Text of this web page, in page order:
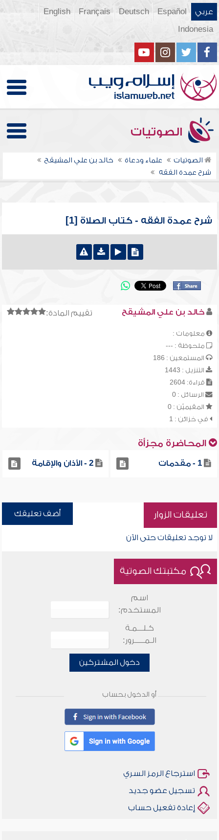
عربي Español
Deutsch
Français
English
Indonesia
الصوتيات
الصوتيات علماء ودعاة
خالد بن علي المشيقح
شرح عمدة الفقه
شرح عمدة الفقه - كتاب الصلاة [1]
تقييم المادة: خالد بن علي المشيقح
معلومات :
ملحوظة : ---
المستمعين : 186
التنزيل : 1443
قراءة: 2604
الرسائل : 0
المقيميّن : 0
في خزائن : 1
المحاضرة مجزأة
1 - مقدمات 2 - الأذان والإقامة
تعليقات الزوار أضف تعليقك
لا توجد تعليقات حتى الآن
مكتبتك الصوتية
اسم
المستخدم:
كـلـــمـة
الـمـــــرور:
دخول المشتركين
أو الدخول بحساب
استرجاع الرمز السري
تسجيل عضو جديد
إعادة تفعيل حساب